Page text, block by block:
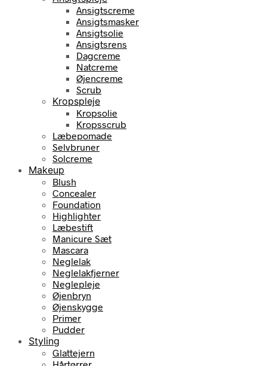
Ansigtscreme
Ansigtsmasker
Ansigtsolie
Ansigtsrens
Dagcreme
Natcreme
Øjencreme
Scrub
Kropspleje
Kropsolie
Kropsscrub
Læbepomade
Selvbruner
Solcreme
Makeup
Blush
Concealer
Foundation
Highlighter
Læbestift
Manicure Sæt
Mascara
Neglelak
Neglelakfjerner
Neglepleje
Øjenbryn
Øjenskygge
Primer
Pudder
Styling
Glattejern
Hårtørrer